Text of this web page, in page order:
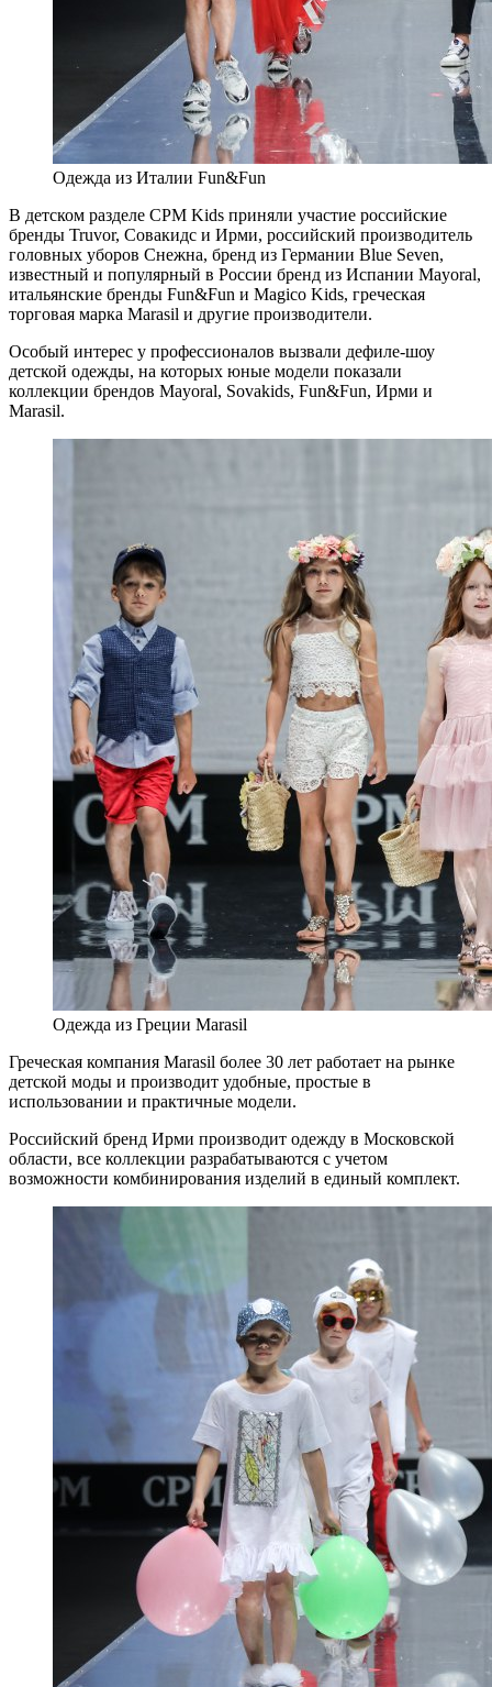
Одежда из Италии Fun&Fun
В детском разделе CPM Kids приняли участие российские
бренды Truvor, Совакидс и Ирми, российский производитель
головных уборов Снежна, бренд из Германии Blue Seven,
известный и популярный в России бренд из Испании Mayoral,
итальянские бренды Fun&Fun и Magico Kids, греческая
торговая марка Marasil и другие производители.
Особый интерес у профессионалов вызвали дефиле-шоу
детской одежды, на которых юные модели показали
коллекции брендов Mayoral, Sovakids, Fun&Fun, Ирми и
Marasil.
Одежда из Греции Marasil
Греческая компания Marasil более 30 лет работает на рынке
детской моды и производит удобные, простые в
использовании и практичные модели.
Российский бренд Ирми производит одежду в Московской
области, все коллекции разрабатываются с учетом
возможности комбинирования изделий в единый комплект.